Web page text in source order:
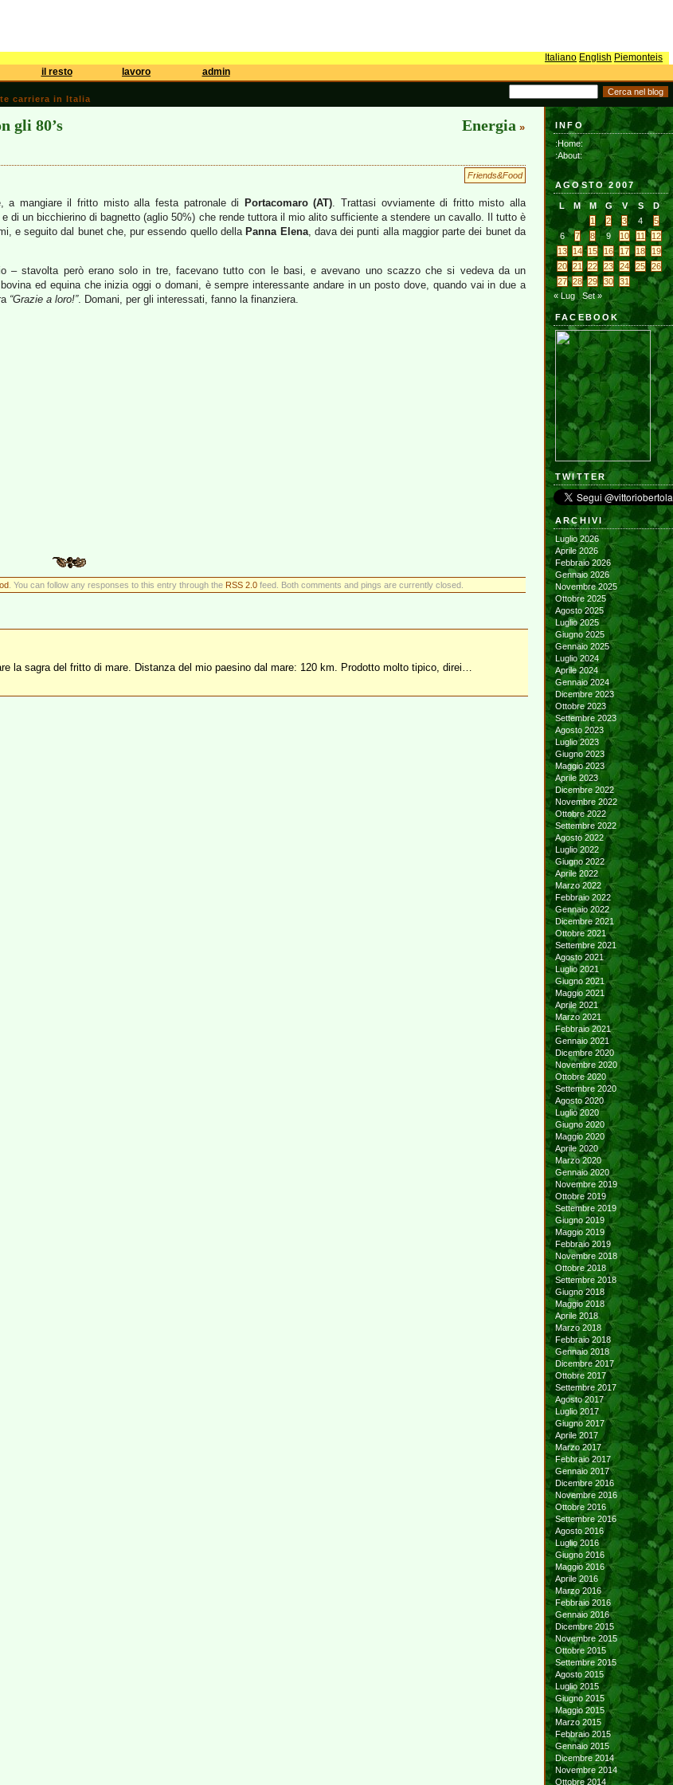
Italiano English Piemonteis
il resto lavoro admin
carriera in Italia
gli 80’s Energia »
Friends&Food
a mangiare il fritto misto alla festa patronale di Portacomaro (AT). Trattasi ovviamente di fritto misto alla
di un bicchierino di bagnetto (aglio 50%) che rende tuttora il mio alito sufficiente a stendere un cavallo. Il tutto è
e seguito dal bunet che, pur essendo quello della Panna Elena, dava dei punti alla maggior parte dei bunet da
– stavolta però erano solo in tre, facevano tutto con le basi, e avevano uno scazzo che si vedeva da un
ed equina che inizia oggi o domani, è sempre interessante andare in un posto dove, quando vai in due a
“Grazie a loro!”. Domani, per gli interessati, fanno la finanziera.
. You can follow any responses to this entry through the RSS 2.0feed. Both comments and pings are currently closed.
la sagra del fritto di mare. Distanza del mio paesino dal mare: 120 km. Prodotto molto tipico, direi…
INFO
:Home:
:About:
AGOSTO 2007
L M M G V S
D
1
2 3 4
5
6
7 8 9 10 11
12
13
14 15 16 17 18
19
20
21 22 23 24 25
26
27
28 29 30
31
« Lug
Set »
FACEBOOK
TWITTER
ARCHIVI
Luglio 2026
Aprile 2026
Febbraio 2026
Gennaio 2026
Novembre 2025
Ottobre 2025
Agosto 2025
Luglio 2025
Giugno 2025
Gennaio 2025
Luglio 2024
Aprile 2024
Gennaio 2024
Dicembre 2023
Ottobre 2023
Settembre 2023
Agosto 2023
Luglio 2023
Giugno 2023
Maggio 2023
Aprile 2023
Dicembre 2022
Novembre 2022
Ottobre 2022
Settembre 2022
Agosto 2022
Luglio 2022
Giugno 2022
Aprile 2022
Marzo 2022
Febbraio 2022
Gennaio 2022
Dicembre 2021
Ottobre 2021
Settembre 2021
Agosto 2021
Luglio 2021
Giugno 2021
Maggio 2021
Aprile 2021
Marzo 2021
Febbraio 2021
Gennaio 2021
Dicembre 2020
Novembre 2020
Ottobre 2020
Settembre 2020
Agosto 2020
Luglio 2020
Giugno 2020
Maggio 2020
Aprile 2020
Marzo 2020
Gennaio 2020
Novembre 2019
Ottobre 2019
Settembre 2019
Giugno 2019
Maggio 2019
Febbraio 2019
Novembre 2018
Ottobre 2018
Settembre 2018
Giugno 2018
Maggio 2018
Aprile 2018
Marzo 2018
Febbraio 2018
Gennaio 2018
Dicembre 2017
Ottobre 2017
Settembre 2017
Agosto 2017
Luglio 2017
Giugno 2017
Aprile 2017
Marzo 2017
Febbraio 2017
Gennaio 2017
Dicembre 2016
Novembre 2016
Ottobre 2016
Settembre 2016
Agosto 2016
Luglio 2016
Giugno 2016
Maggio 2016
Aprile 2016
Marzo 2016
Febbraio 2016
Gennaio 2016
Dicembre 2015
Novembre 2015
Ottobre 2015
Settembre 2015
Agosto 2015
Luglio 2015
Giugno 2015
Maggio 2015
Marzo 2015
Febbraio 2015
Gennaio 2015
Dicembre 2014
Novembre 2014
Ottobre 2014